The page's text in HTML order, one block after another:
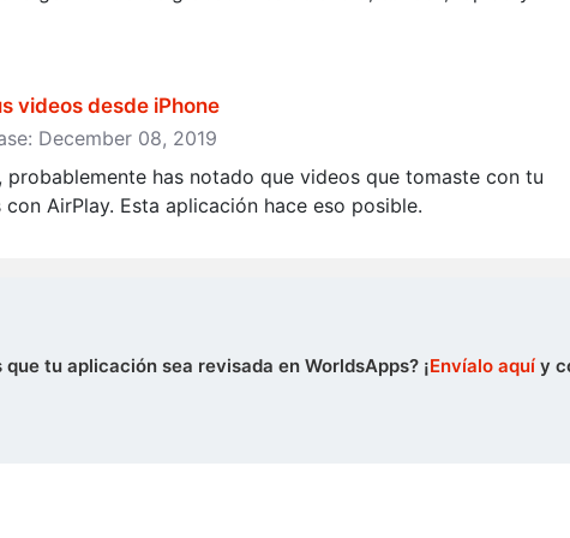
videos desde iPhone
December 08, 2019
probablemente has notado que videos que tomaste con tu
AirPlay. Esta aplicación hace eso posible.
que tu aplicación sea revisada en WorldsApps? ¡Envíalo aquí y